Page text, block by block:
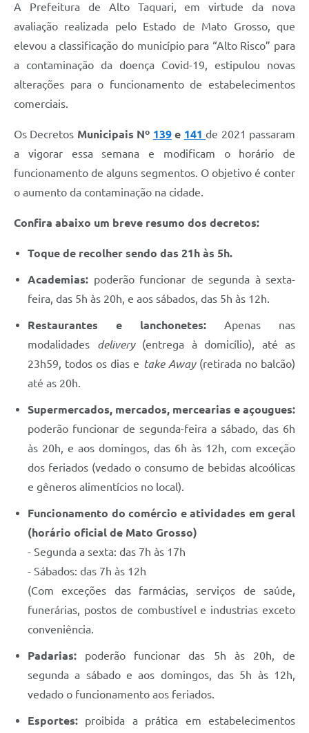
A Prefeitura de Alto Taquari, em virtude da nova
avaliação realizada pelo Estado de Mato Grosso, que
elevou a classificação do município para “Alto Risco” para
a contaminação da doença Covid-19, estipulou novas
alterações para o funcionamento de estabelecimentos
comerciais.
Os Decretos Municipais Nº 139e 141de 2021 passaram
a vigorar essa semana e modificam o horário de
funcionamento de alguns segmentos. O objetivo é conter
o aumento da contaminação na cidade.
Confira abaixo um breve resumo dos decretos:
Toque de recolher sendo das 21h às 5h.
Academias: poderão funcionar de segunda à sexta-
feira, das 5h às 20h, e aos sábados, das 5h às 12h.
Restaurantes e lanchonetes: Apenas nas
modalidades delivery(entrega à domicílio), até as
23h59, todos os dias e take Away(retirada no balcão)
até as 20h.
Supermercados, mercados, mercearias e açougues:
poderão funcionar de segunda-feira a sábado, das 6h
às 20h, e aos domingos, das 6h às 12h, com exceção
dos feriados (vedado o consumo de bebidas alcoólicas
e gêneros alimentícios no local).
Funcionamento do comércio e atividades em geral
(horário oficial de Mato Grosso)
- Segunda a sexta: das 7h às 17h
- Sábados: das 7h às 12h
(Com exceções das farmácias, serviços de saúde,
funerárias, postos de combustível e industrias exceto
conveniência.
Padarias: poderão funcionar das 5h às 20h, de
segunda a sábado e aos domingos, das 5h às 12h,
vedado o funcionamento aos feriados.
Esportes: proibida a prática em estabelecimentos